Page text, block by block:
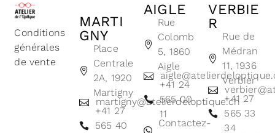
Conditions
générales
de vente
MARTI
GNY
Place
Centrale
2A, 1920
Martigny
martigny@atelierdeloptique.ch
+41 27
565 40
AIGLE
Rue
Colomb
5, 1860
Aigle
+41 24
565 00
11
Contactez-
VERBIE
R
Rue de
Médran
11, 1936
Verbier
+41 27
565 33
34